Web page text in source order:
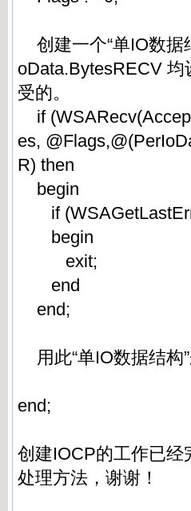
创建一个“单IO数据
oData.BytesRECV 均
受的。
if
es,
R) then
begin
if
begin
exit;
end
end;
用此“单IO数据结构
end;
创建IOCP的工作已
处理方法，谢谢！